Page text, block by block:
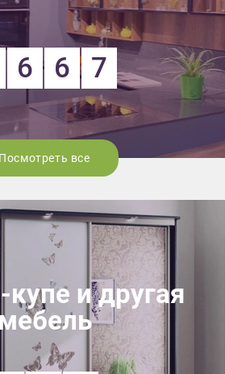
6 6 7
Посмотреть все
и другая
мебель